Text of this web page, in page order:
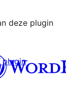
deze plugin
plugin